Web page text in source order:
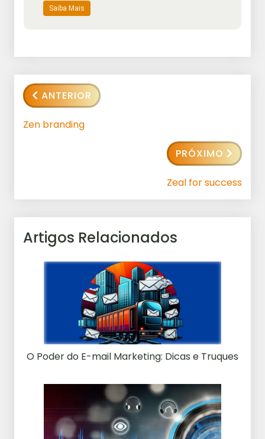
Saiba Mais
ANTERIOR
Zen branding
PRÓXIMO
Zeal for success
Artigos Relacionados
O Poder do E-mail Marketing: Dicas e Truques